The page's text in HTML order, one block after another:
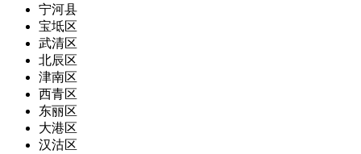
宁河县
宝坻区
武清区
北辰区
津南区
西青区
东丽区
大港区
汉沽区